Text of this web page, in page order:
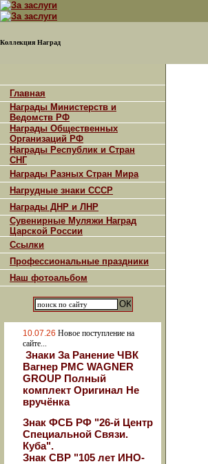
Коллекция Наград
Главная
Награды Министерств и
Ведомств РФ
Награды Общественных
Организаций РФ
Награды Республик и Стран
СНГ
Награды Разных Стран Мира
Нагрудные знаки СССР
Награды ДНР и ЛНР
Сувенирные Муляжи Наград
Царской России
Ссылки
Профессиональные праздники
Наш фотоальбом
10.07.26 Новое поступление на
сайте...
Знаки За Ранение ЧВК
Вагнер РМС WAGNER
GROUP Полный
комплект Оригинал Не
вручёнка
Знак ФСБ РФ "26-й Центр
Специальной Связи.
Куба".
Знак СВР "105 лет ИНО-